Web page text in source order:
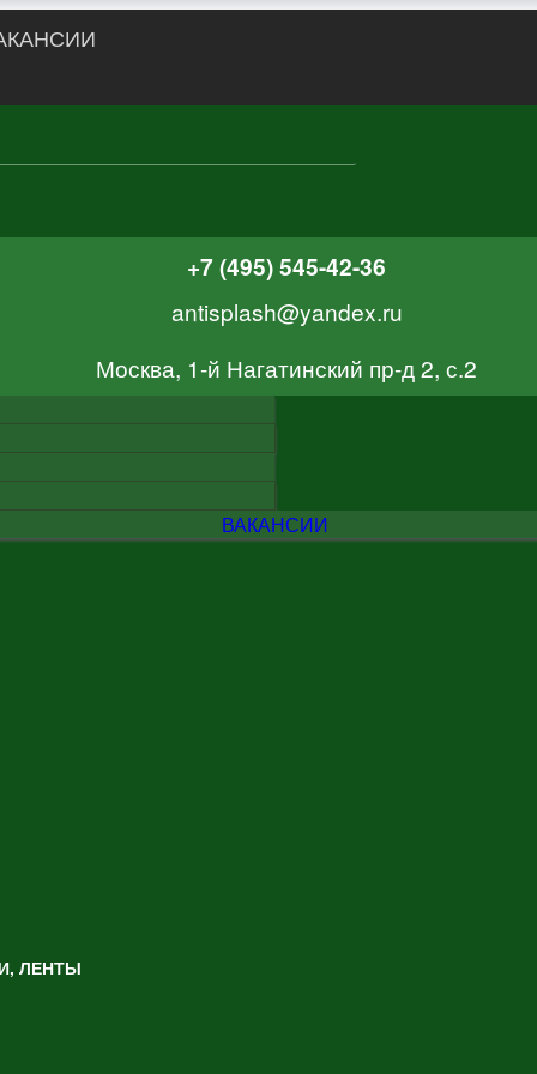
+7 (495) 545-42-36
antisplash@yandex.ru
Москва, 1-й Нагатинский пр-д 2, с.2
ВАКАНСИИ
ЛЕНТЫ